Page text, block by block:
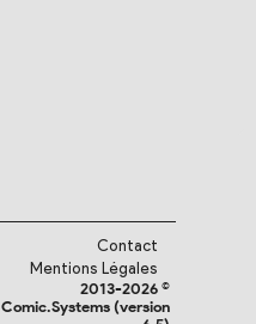
Contact
Mentions Légales
2013-2026 ©
Comic.Systems (version